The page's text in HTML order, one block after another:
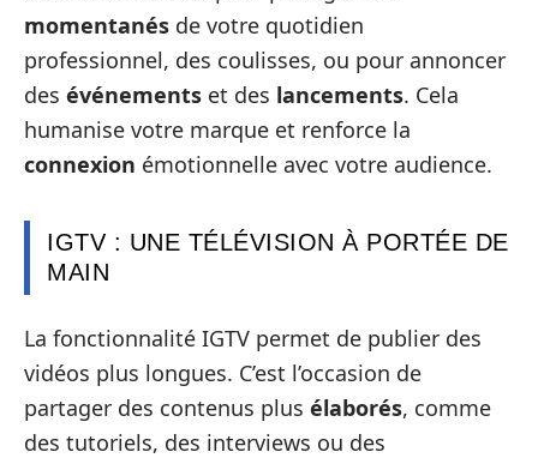
momentanés de votre quotidien
professionnel, des coulisses, ou pour annoncer
des événements et des lancements. Cela
humanise votre marque et renforce la
connexion émotionnelle avec votre audience.
IGTV : UNE TÉLÉVISION À PORTÉE DE
MAIN
La fonctionnalité IGTV permet de publier des
vidéos plus longues. C’est l’occasion de
partager des contenus plus élaborés, comme
des tutoriels, des interviews ou des